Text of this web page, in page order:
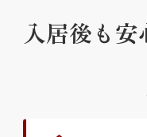
入居後も